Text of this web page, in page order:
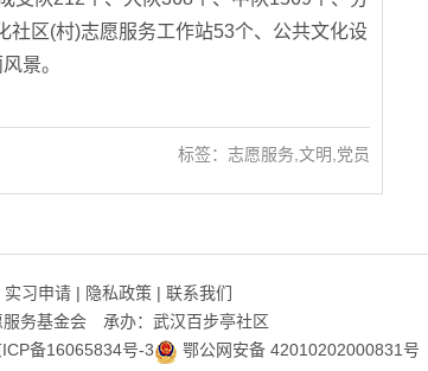
社区(村)志愿服务工作站53个、公共文化设
景。
标签：志愿服务,文明,党员
实习申请 | 隐私政策 | 联系我们
服务基金会 承办：武汉百步亭社区
ICP备16065834号-3 鄂公网安备 42010202000831号